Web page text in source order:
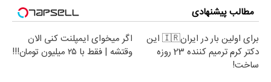
مطالب پیشنهادی
برای اولین بار در ایران🇮🇷 این
دکتر کرم ترمیم کننده 23 روزه
ساخت!
اگر میخوای ایمپلنت کنی الان
وقتشه | فقط با ۲۵ میلیون تومان!!!